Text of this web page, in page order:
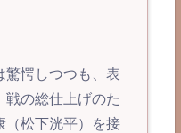
驚愕しつつも、表
の総仕上げのた
（松下洸平）を接